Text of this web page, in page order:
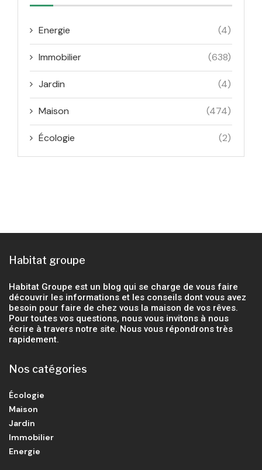
Energie (4)
Immobilier (638)
Jardin (4)
Maison (474)
Écologie (2)
Habitat groupe
Habitat Groupe est un blog qui se charge de vous faire
découvrir les informations et les conseils dont vous avez
besoin pour faire de chez vous la maison de vos rêves.
Pour toutes vos questions, nous vous invitons à nous
écrire à travers notre site. Nous vous répondrons très
rapidement.
Nos catégories
Écologie
Maison
Jardin
Immobilier
Energie